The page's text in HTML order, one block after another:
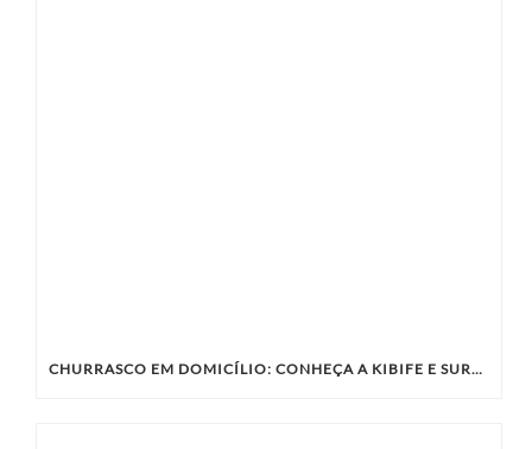
CHURRASCO EM DOMICÍLIO: CONHEÇA A KIBIFE E SURPREENDA SEUS CONVIDADOS